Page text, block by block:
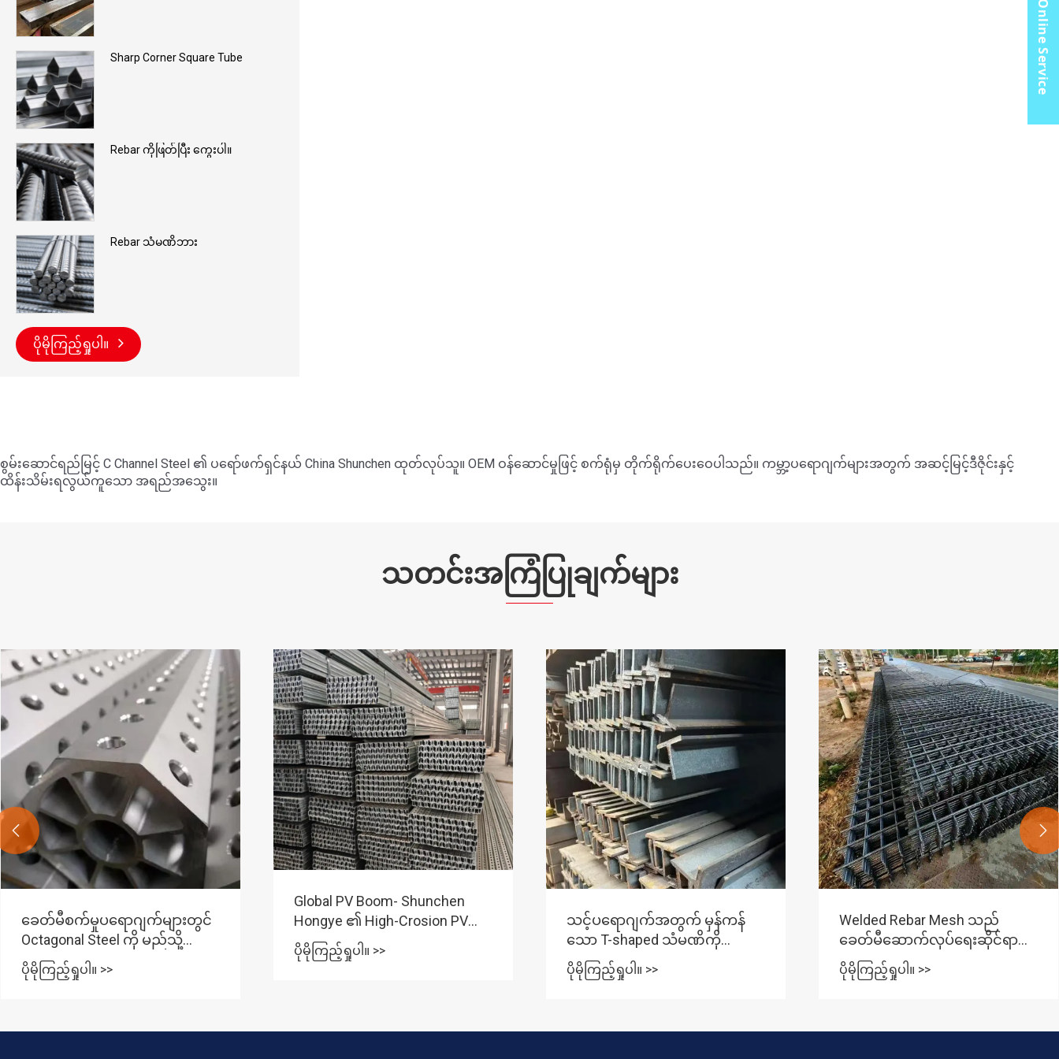
Sharp Corner Square Tube
Rebar ကိုဖြတ်ပြီး ကွေးပါ။
Rebar သံမဏိဘား
ပိုမိုကြည့်ရှုပါ။
စွမ်းဆောင်ရည်မြင့် C Channel Steel ၏ ပရော်ဖက်ရှင်နယ် China Shunchen ထုတ်လုပ်သူ။ OEM ဝန်ဆောင်မှုဖြင့် စက်ရုံမှ တိုက်ရိုက်ပေးဝေပါသည်။ ကမ္ဘာ့ပရောဂျက်များအတွက် အဆင့်မြင့်ဒီဇိုင်းနှင့်
ထိန်းသိမ်းရလွယ်ကူသော အရည်အသွေး။
သတင်းအကြံပြုချက်များ
Hongye ၏ High-Crosion PV
Steel သည် နိုင်ငံ 30+ ကို လွှမ်းခြုံ
ထားသည်။
ပိုမိုကြည့်ရှုပါ။ >>
သင့်ပရောဂျက်အတွက် မှန်ကန်
သော T-shaped သံမဏိကို
ဘယ်လိုရွေးချယ်မလဲ။
Welded Rebar Mesh သည်
ခေတ်မီဆောက်လုပ်ရေးဆိုင်ရာ
အသုံးချမှုများကို မည်သို့
ပြောင်းလဲစေသနည်း။
ပိုမိုကြည့်ရှုပါ။ >>
C Channel Steel သည် Structural
Strength ကို ပိုမိုကောင်းမွန်စေပြီး
Project Cost များကို လျှော့ချ
နည်း
ပိုမိုကြည့်ရှုပါ။ >>
 
Online Service